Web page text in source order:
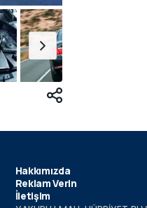
Hakkımızda
Reklam Verin
İletişim